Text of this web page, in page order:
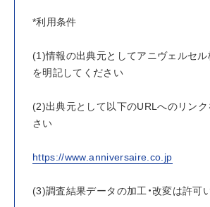
*利用条件
(1)情報の出典元としてアニヴェルセ
を明記してください
(2)出典元として以下のURLへのリン
さい
https://www.anniversaire.co.jp
(3)調査結果データの加工・改変は許可